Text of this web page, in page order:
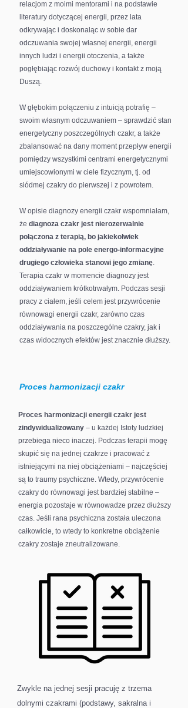
relacjom z moimi mentorami i na podstawie
literatury dotyczącej energii, przez lata
odkrywając i doskonaląc w sobie dar
odczuwania swojej własnej energii, energii
innych ludzi i energii otoczenia, a także
pogłębiając rozwój duchowy i kontakt z moją
Duszą.
W głębokim połączeniu z intuicją potrafię –
swoim własnym odczuwaniem – sprawdzić stan
energetyczny poszczególnych czakr, a także
zbalansować na dany moment przepływ energii
pomiędzy wszystkimi centrami energetycznymi
umiejscowionymi w ciele fizycznym, tj. od
siódmej czakry do pierwszej i z powrotem.
W opisie diagnozy energii czakr wspomniałam,
że diagnoza czakr jest nierozerwalnie
połączona z terapią, bo jakiekolwiek
oddziaływanie na pole energo-informacyjne
drugiego człowieka stanowi jego zmianę.
Terapia czakr w momencie diagnozy jest
oddziaływaniem krótkotrwałym. Podczas sesji
pracy z ciałem, jeśli celem jest przywrócenie
równowagi energii czakr, zarówno czas
oddziaływania na poszczególne czakry, jak i
czas widocznych efektów jest znacznie dłuższy.
Proces harmonizacji czakr
Proces harmonizacji energii czakr jest
zindywidualizowany – u każdej Istoty ludzkiej
przebiega nieco inaczej. Podczas terapii mogę
skupić się na jednej czakrze i pracować z
istniejącymi na niej obciążeniami – najczęściej
są to traumy psychiczne. Wtedy, przywrócenie
czakry do równowagi jest bardziej stabilne –
energia pozostaje w równowadze przez dłuższy
czas. Jeśli rana psychiczna została uleczona
całkowicie, to wtedy to konkretne obciążenie
czakry zostaje zneutralizowane.
Zwykle na jednej sesji pracuję z trzema
dolnymi czakrami (podstawy, sakralna i